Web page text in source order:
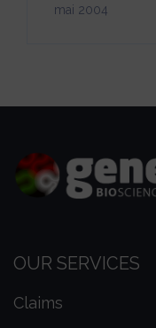
mai 2004
OUR SERVICES
Claims